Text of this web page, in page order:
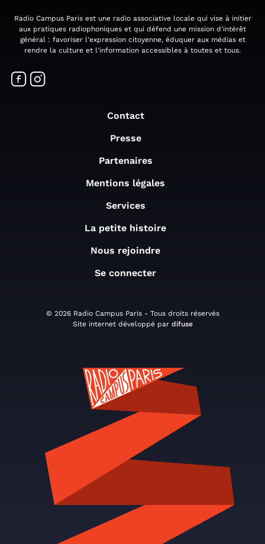
Radio Campus Paris est une radio associative locale qui vise à initier
aux pratiques radiophoniques et qui défend une mission d'intérêt
général : favoriser l'expression citoyenne, éduquer aux médias et
rendre la culture et l'information accessibles à toutes et tous.
Contact
Presse
Partenaires
Mentions légales
Services
La petite histoire
Nous rejoindre
Se connecter
© 2026 Radio Campus Paris - Tous droits réservés
Site internet développé par difuse